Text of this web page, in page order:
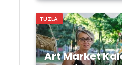
TUZLA
Art Market